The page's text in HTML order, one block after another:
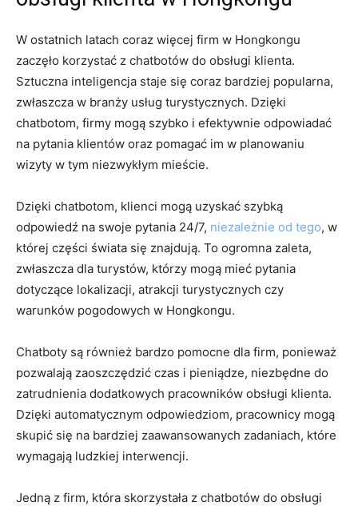
W ostatnich latach coraz ​więcej firm w Hongkongu
zaczęło korzystać z chatbotów do obsługi klienta.
Sztuczna inteligencja staje się coraz bardziej popularna,‍
zwłaszcza w branży usług turystycznych. Dzięki
chatbotom, firmy mogą⁢ szybko​ i efektywnie odpowiadać
na⁣ pytania klientów oraz pomagać ‌im w planowaniu
wizyty w tym niezwykłym mieście.
Dzięki chatbotom, ⁣klienci ⁢mogą uzyskać szybką⁣
odpowiedź na swoje pytania ‌24/7, niezależnie od tego, w
której części świata ​się znajdują. To‌ ogromna zaleta,
zwłaszcza dla turystów, którzy mogą mieć pytania
dotyczące lokalizacji, atrakcji turystycznych czy⁤
warunków pogodowych w Hongkongu.
Chatboty są również bardzo pomocne dla firm, ponieważ
pozwalają zaoszczędzić czas i pieniądze, niezbędne do​
zatrudnienia dodatkowych pracowników obsługi klienta.
Dzięki automatycznym odpowiedziom, pracownicy mogą
⁤skupić się na bardziej ⁣zaawansowanych ⁣zadaniach, które
wymagają ludzkiej interwencji.
Jedną⁣ z firm, ​która skorzystała⁣ z chatbotów ⁢do obsługi